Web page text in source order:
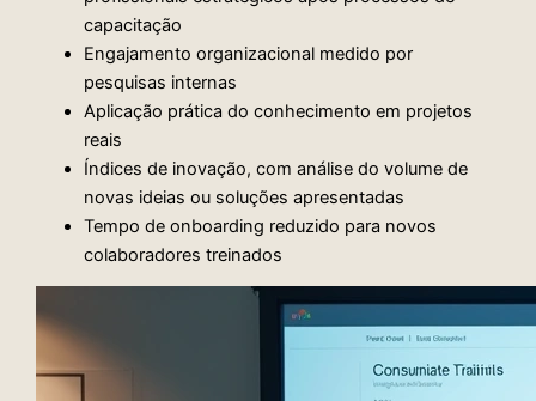
capacitação
Engajamento organizacional medido por
pesquisas internas
Aplicação prática do conhecimento em projetos
reais
Índices de inovação, com análise do volume de
novas ideias ou soluções apresentadas
Tempo de onboarding reduzido para novos
colaboradores treinados